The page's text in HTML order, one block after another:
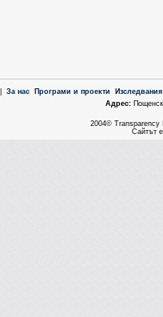
За нас Програми и проекти
Aдрес:
2004© Transparency
Сайтът